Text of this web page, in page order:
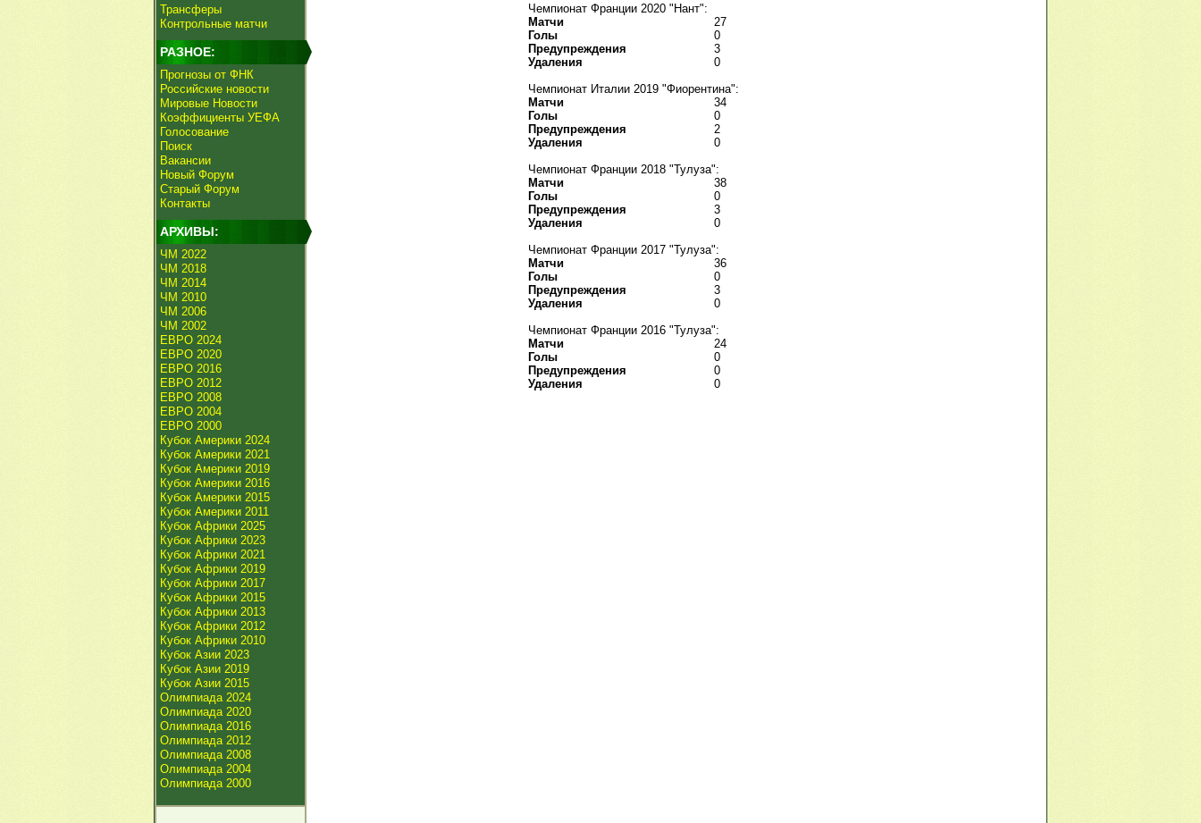
Трансферы
Контрольные матчи
РАЗНОЕ:
Прогнозы от ФНК
Российские новости
Мировые Новости
Коэффициенты УЕФА
Голосование
Поиск
Вакансии
Новый Форум
Старый Форум
Контакты
АРХИВЫ:
ЧМ 2022
ЧМ 2018
ЧМ 2014
ЧМ 2010
ЧМ 2006
ЧМ 2002
ЕВРО 2024
ЕВРО 2020
ЕВРО 2016
ЕВРО 2012
ЕВРО 2008
ЕВРО 2004
ЕВРО 2000
Кубок Америки 2024
Кубок Америки 2021
Кубок Америки 2019
Кубок Америки 2016
Кубок Америки 2015
Кубок Америки 2011
Кубок Африки 2025
Кубок Африки 2023
Кубок Африки 2021
Кубок Африки 2019
Кубок Африки 2017
Кубок Африки 2015
Кубок Африки 2013
Кубок Африки 2012
Кубок Африки 2010
Кубок Азии 2023
Кубок Азии 2019
Кубок Азии 2015
Олимпиада 2024
Олимпиада 2020
Олимпиада 2016
Олимпиада 2012
Олимпиада 2008
Олимпиада 2004
Олимпиада 2000
Чемпионат Франции 2020 "Нант":
Матчи
27
Голы
0
Предупреждения
3
Удаления
0
Чемпионат Италии 2019 "Фиорентина":
Матчи
34
Голы
0
Предупреждения
2
Удаления
0
Чемпионат Франции 2018 "Тулуза":
Матчи
38
Голы
0
Предупреждения
3
Удаления
0
Чемпионат Франции 2017 "Тулуза":
Матчи
36
Голы
0
Предупреждения
3
Удаления
0
Чемпионат Франции 2016 "Тулуза":
Матчи
24
Голы
0
Предупреждения
0
Удаления
0